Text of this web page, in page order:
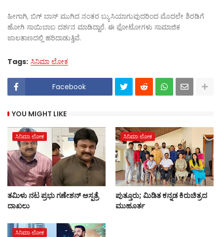
ಹೀಗಾಗಿ, ಬಿಗ್‌ ಬಾಸ್‌ ಮುಗಿದ ನಂತರ ಬ್ಯುಸಿಯಾಗುವುದರಿಂದ ಮೊದಲೇ ಶಿರಡಿಗೆ
ಹೋಗಿ ಸಾಯಿಬಾಬ ದರ್ಶನ ಮಾಡಿದ್ದಾರೆ. ಈ ಫೋಟೋಗಳು ಸಾಮಾಜಿಕ
ಜಾಲತಾಣದಲ್ಲಿ ಹರಿದಾಡುತ್ತಿವೆ.
Tags: ಸಿನಿಮಾ ಲೋಕ
Facebook
YOU MIGHT LIKE
ಸಿನಿಮಾ ಲೋಕ
ತಮಿಳು ನಟ ಪ್ರಭು ಗಣೇಶನ್ ಆಸ್ಪತ್ರೆ
ದಾಖಲು
ಸಿನಿಮಾ ಲೋಕ
ಪುತ್ತೂರು; ಮಿಡಿತ ಕನ್ನಡ ಕಿರುಚಿತ್ರದ
ಮುಹೂರ್ತ
ಸಿನಿಮಾ ಲೋಕ